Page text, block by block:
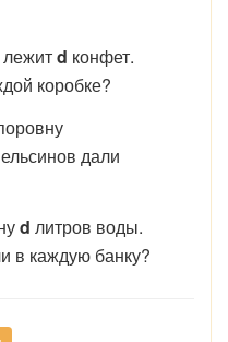
d конфет.
коробке?
дали
d литров воды.
в каждую банку?